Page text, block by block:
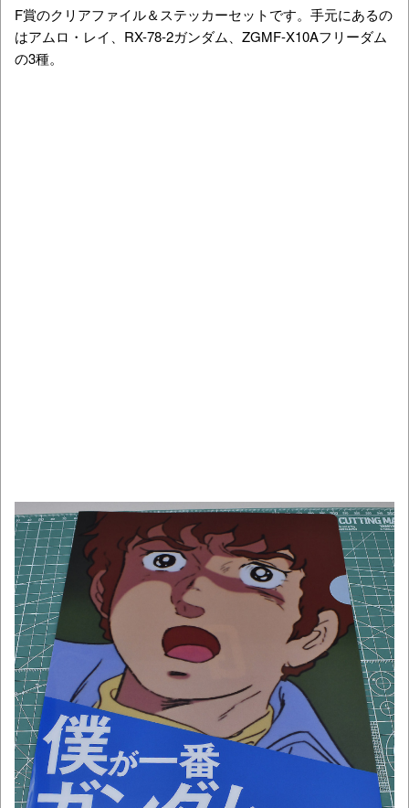
F賞のクリアファイル＆ステッカーセットです。手元にあるの
はアムロ・レイ、RX-78-2ガンダム、ZGMF-X10Aフリーダム
の3種。